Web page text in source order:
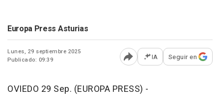
Europa Press Asturias
Lunes, 29 septiembre 2025
Publicado: 09:39
Abrir opciones para
IA Seguir en
OVIEDO 29 Sep. (EUROPA PRESS) -